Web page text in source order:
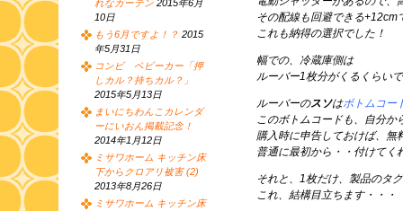
その配線も回避できる+12cm
これも納得の選択でした！
幅での、冷蔵庫側は
ルーバー1枚分がくるくらい
ルーバーのスソはボトムコー
このボトムコードも、自分か
購入時に申告しておけば、無
普通に最初から・・付けてく
それと、1枚だけ、製品のタ
これ、結構目立ちます・・・
れなカーテン 2015年6月
10日
もう6月ですよ！？ 2015
年5月31日
コンビ ベビーカー「押
しカル？持ちカル？」
2015年5月13日
まいにちわんこカレンダ
ーにいおん掲載記念！
2014年1月12日
ミサワホーム キッチン床
下からクロアリ被害 (2)
2013年8月26日
ミサワホーム キッチン床